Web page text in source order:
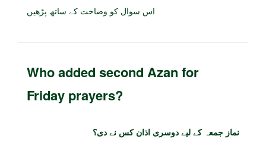
اس سوال کو وضاحت کے ساتھ پڑھیں
Who added second Azan for
Friday prayers?
نماز جمعہ کے لیے دوسری اذان کس نے دی؟